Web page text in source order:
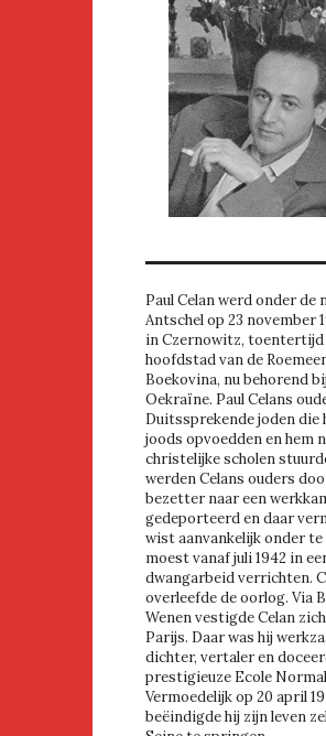
Paul Celan werd onder de
Antschel op 23 november
in Czernowitz, toentertijd
hoofdstad van de
Boekovina, nu behorend
Oekraïne. Paul Celans
Duitssprekende joden die
joods opvoedden en hem
christelijke scholen
werden Celans ouders
bezetter naar een
gedeporteerd en daar
wist aanvankelijk onder te
moest vanaf juli 1942 in
dwangarbeid verrichten.
overleefde de oorlog. Via
Wenen vestigde Celan
Parijs. Daar was hij
dichter, vertaler en
prestigieuze Ecole
Vermoedelijk op 20 april
beëindigde hij zijn leven